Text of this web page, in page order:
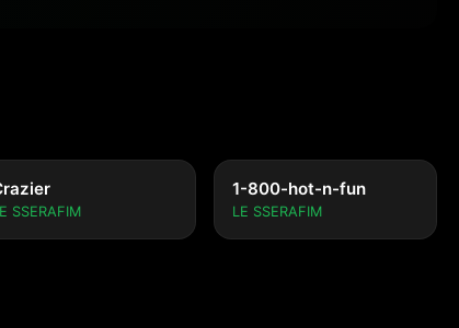
SSERAFIM
1-800-hot-n-fun
LE SSERAFIM